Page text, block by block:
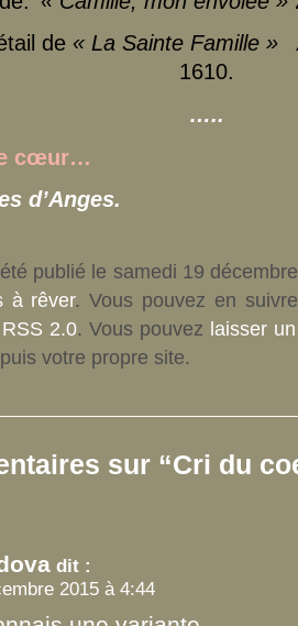
de « La Sainte Famille »
1610.
…..
cœur…
d’Anges.
publié le samedi 19
à rêver. Vous pouvez en
RSS 2.0. Vous pouvez laisser
votre propre site.
sur “Cri du
dit :
2015 à 4:44